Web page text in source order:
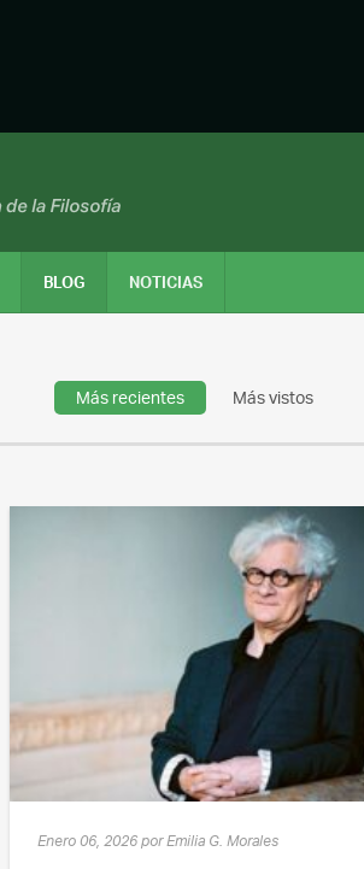
BLOG NOTICIAS
Más recientes Más vistos
Enero 06, 2026 por Emilia G. Morales